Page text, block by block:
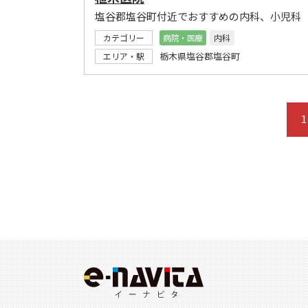
塩谷郡塩谷町付近でおすすめの内科、小児科
カテゴリー 病院・医療
内科
エリア・駅
栃木県塩谷郡塩谷町
1